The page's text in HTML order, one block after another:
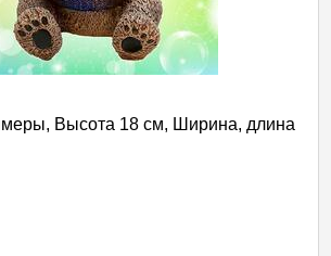
Высота 18 см, Ширина, длина